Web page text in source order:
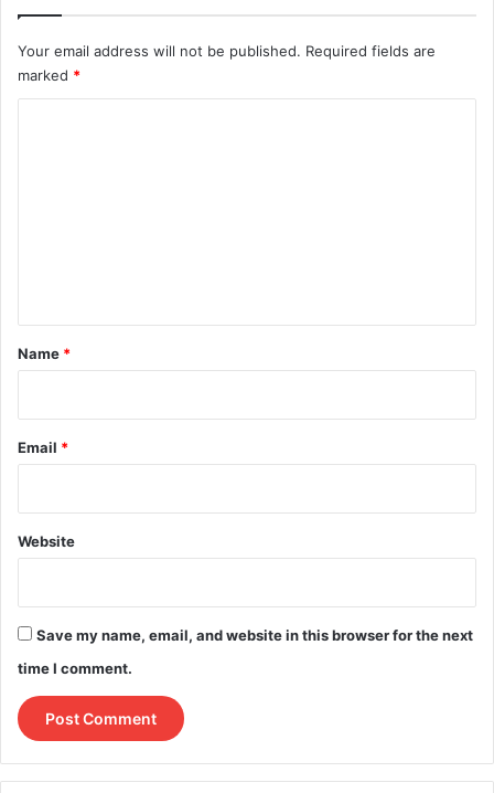
Your email address will not be published. Required fields are
marked *
*
Name *
Email *
Website
Save my name, email, and website in this browser for the next
time I comment.